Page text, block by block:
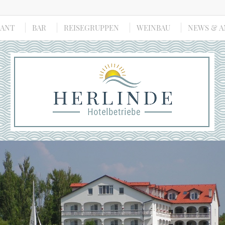
BAR REISEGRUPPEN WEINBAU NEWS &
Ihr Hotel am Ufer des
Neusiedlersees